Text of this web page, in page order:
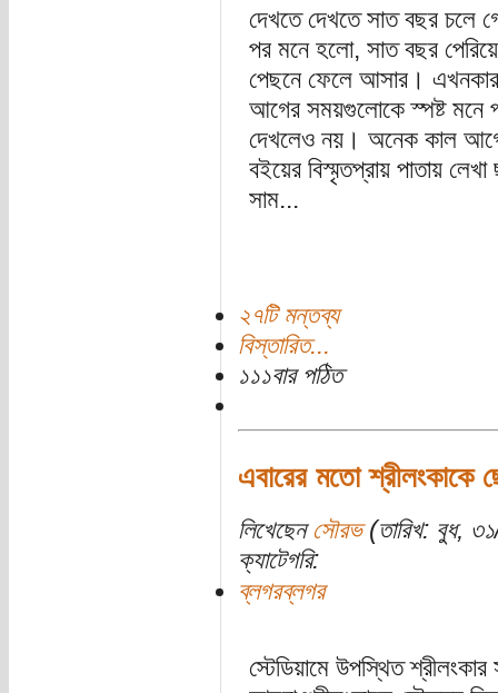
দেখতে দেখতে সাত বছর চলে
পর মনে হলো, সাত বছর
পেছনে ফেলে আসার। এখনকার
আগের সময়গুলোকে স্পষ্ট মনে
দেখলেও নয়। অনেক কাল আগে
বইয়ের বিস্মৃতপ্রায় পাতায়
সাম...
২৭টি মন্তব্য
বিস্তারিত...
১১১বার পঠিত
এবারের মতো শ্রীলংকাকে
লিখেছেন সৌরভ(তারিখ: বুধ,
ক্যাটেগরি:
ব্লগরব্লগর
স্টেডিয়ামে উপস্থিত